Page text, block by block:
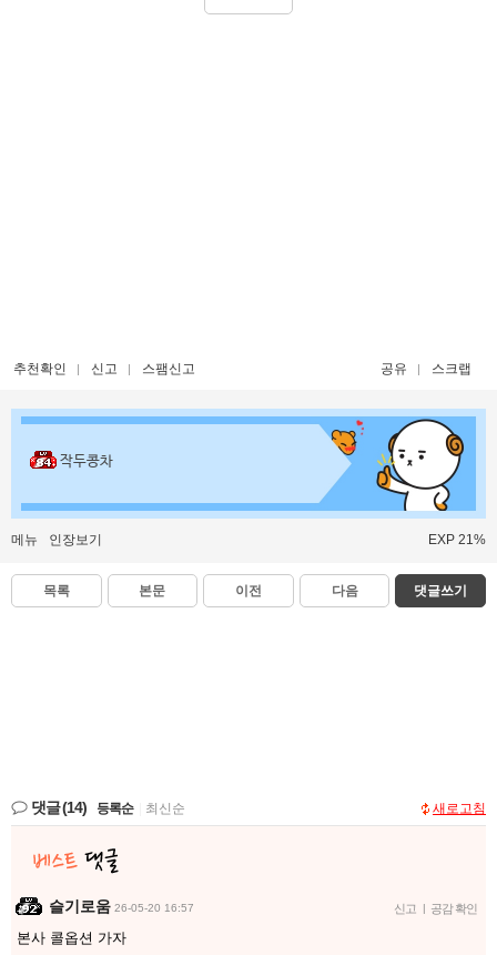
추천확인 신고 스팸신고 공유 스크랩
작두콩차
메뉴 인장보기 EXP 21%
목록 본문 이전 다음 댓글쓰기
댓글(14) 등록순 최신순 새로고침
슬기로움 26-05-20 16:57 신고 | 공감 확인
본사 콜옵션 가자